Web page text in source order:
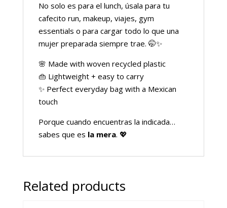
No solo es para el lunch, úsala para tu
cafecito run, makeup, viajes, gym
essentials o para cargar todo lo que una
mujer preparada siempre trae. 🤭✨
🌸 Made with woven recycled plastic
👜 Lightweight + easy to carry
✨ Perfect everyday bag with a Mexican
touch
Porque cuando encuentras la indicada…
sabes que es la mera. 💖
Related products